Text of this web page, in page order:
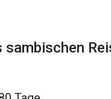
sambischen